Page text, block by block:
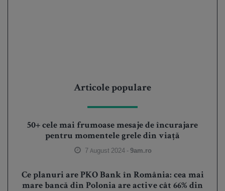
Articole populare
50+ cele mai frumoase mesaje de încurajare
pentru momentele grele din viață
7 August 2024 -9am.ro
Ce planuri are PKO Bank în România: cea mai
mare bancă din Polonia are active cât 66% din